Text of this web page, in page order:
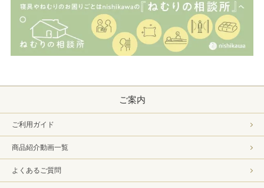
ご案内
ご利用ガイド
商品紹介動画一覧
よくあるご質問